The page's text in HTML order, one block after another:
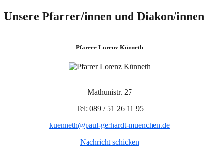
Unsere Pfarrer/innen und Diakon/innen
Pfarrer Lorenz Künneth
Mathunistr. 27
Tel: 089 / 51 26 11 95
kuenneth@paul-gerhardt-muenchen.de
Nachricht schicken